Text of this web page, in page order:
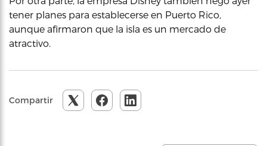
tener planes para establecerse en Puerto Rico,
aunque afirmaron que la isla es un mercado de
atractivo.
Compartir